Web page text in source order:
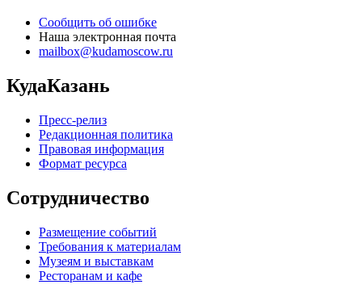
Сообщить об ошибке
Наша электронная почта
mailbox@kudamoscow.ru
КудаКазань
Пресс-релиз
Редакционная политика
Правовая информация
Формат ресурса
Сотрудничество
Размещение событий
Требования к материалам
Музеям и выставкам
Ресторанам и кафе